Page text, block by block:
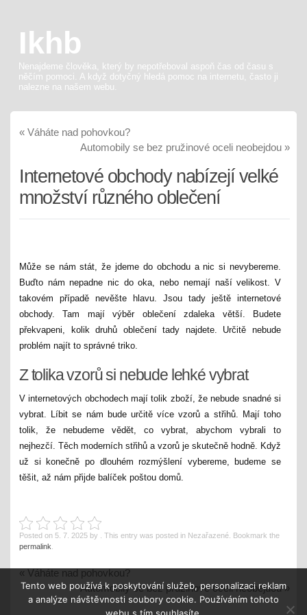
Ikhb
Nenajdeme člověka, který by nepotřeboval aspoň čas od času s
něčím pomoci. A když dotyčný hledá pomoc na internetu, často ji
nalezne na našem webu.
« Váháte nad pohovkou?
Automobily se bez pružinové oceli neobejdou »
Internetové obchody nabízejí velké
množství různého oblečení
Může se nám stát, že jdeme do obchodu a nic si nevybereme.
Buďto nám nepadne nic do oka, nebo nemají naší velikost. V
takovém případě nevěšte hlavu. Jsou tady ještě internetové
obchody. Tam mají výběr oblečení zdaleka větší. Budete
překvapeni, kolik druhů oblečení tady najdete. Určitě nebude
problém najít to správné triko.
Z tolika vzorů si nebude lehké vybrat
V internetových obchodech mají tolik zboží, že nebude snadné si
vybrat. Líbit se nám bude určitě více vzorů a střihů. Mají toho
tolik, že nebudeme vědět, co vybrat, abychom vybrali to
nejhezčí. Těch moderních střihů a vzorů je skutečně hodně. Když
už si konečně po dlouhém rozmýšlení vybereme, budeme se
těšit, až nám přijde balíček poštou domů.
Posted on 5. 7. 2025 by
. This entry was posted in Nezařazené. Bookmark the
permalink
« Váháte nad pohovkou?
Automobily se bez pružinové oceli neobejdou»
Tento web používá k poskytování služeb, personalizaci reklam
a analýze návštěvnosti soubory cookie. Používáním tohoto